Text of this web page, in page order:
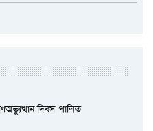
দিবস পালিত